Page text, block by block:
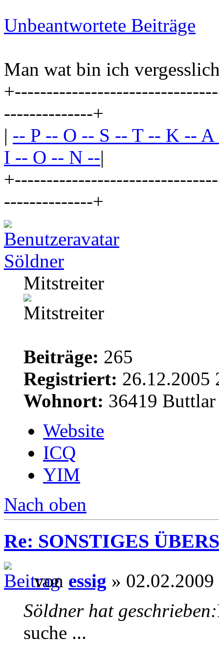
Unbeantwortete Beiträge
Man wat bin ich
--------------+
| -- P -- O -- S -- T -- K --
I -- O -- N --|
--------------+
Söldner
Mitstreiter
Beiträge: 265
Registriert: 26.12.2005
Wohnort: 36419 Buttlar
Website
ICQ
YIM
Nach oben
Re: SONSTIGES
von essig »
Söldner hat geschrieben:
suche ...